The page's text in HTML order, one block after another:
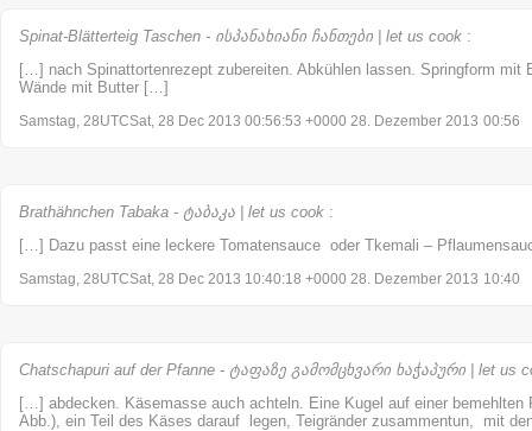
Spinat-Blätterteig Taschen - ისპანახიანი ჩანთები | let us cook :
[…] nach Spinattortenrezept zubereiten. Abkühlen lassen. Springform mit
Wände mit Butter […]
Samstag, 28UTCSat, 28 Dec 2013 00:56:53 +0000 28. Dezember 2013 00:56
Brathähnchen Tabaka - ტაბაკა | let us cook :
[…] Dazu passt eine leckere Tomatensauce oder Tkemali –
Samstag, 28UTCSat, 28 Dec 2013 10:40:18 +0000 28. Dezember 2013 10:40
Chatschapuri auf der Pfanne - ტაფაზე გამომცხვარი ხაჭაპური | let us
[…] abdecken. Käsemasse auch achteln. Eine Kugel auf einer bemehlten
Abb.), ein Teil des Käses darauf legen, Teigränder zusammentun, mit